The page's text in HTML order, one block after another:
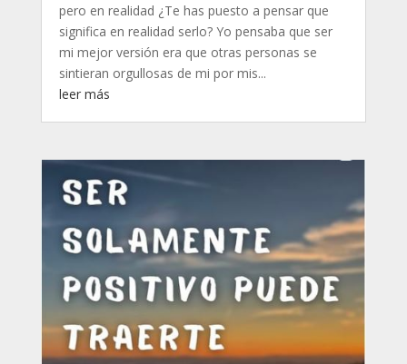
pero en realidad ¿Te has puesto a pensar que
significa en realidad serlo? Yo pensaba que ser
mi mejor versión era que otras personas se
sintieran orgullosas de mi por mis...
leer más